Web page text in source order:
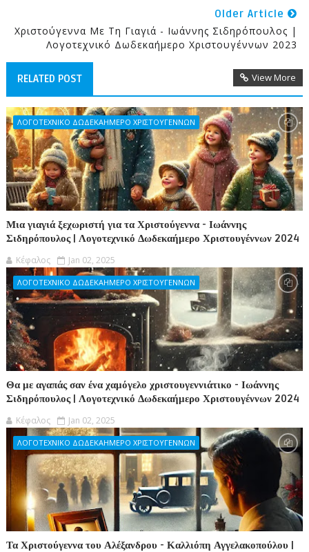
Older Article
Χριστούγεννα Με Τη Γιαγιά - Ιωάννης Σιδηρόπουλος |
Λογοτεχνικό Δωδεκαήμερο Χριστουγέννων 2023
RELATED POST View More
ΛΟΓΟΤΕΧΝΙΚΟ ΔΩΔΕΚΑΗΜΕΡΟ ΧΡΙΣΤΟΥΓΕΝΝΩΝ
Μια γιαγιά ξεχωριστή για τα Χριστούγεννα - Ιωάννης
Σιδηρόπουλος | Λογοτεχνικό Δωδεκαήμερο Χριστουγέννων 2024
Κέφαλος Jan 02, 2025
ΛΟΓΟΤΕΧΝΙΚΟ ΔΩΔΕΚΑΗΜΕΡΟ ΧΡΙΣΤΟΥΓΕΝΝΩΝ
Θα με αγαπάς σαν ένα χαμόγελο χριστουγεννιάτικο - Ιωάννης
Σιδηρόπουλος | Λογοτεχνικό Δωδεκαήμερο Χριστουγέννων 2024
Κέφαλος Jan 02, 2025
ΛΟΓΟΤΕΧΝΙΚΟ ΔΩΔΕΚΑΗΜΕΡΟ ΧΡΙΣΤΟΥΓΕΝΝΩΝ
Τα Χριστούγεννα του Αλέξανδρου - Καλλιόπη Αγγελακοπούλου |